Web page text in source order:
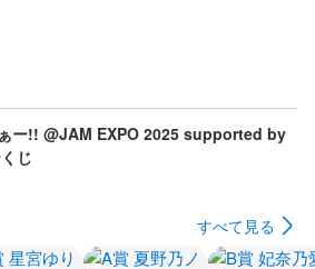
ー!! @JAM EXPO 2025 supported by
じ
すべて見る